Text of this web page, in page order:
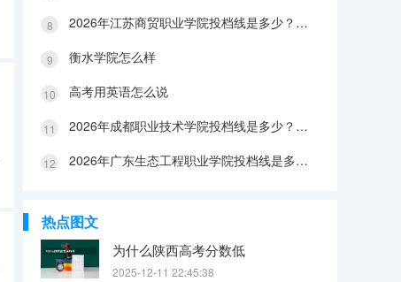
2026年江苏商贸职业学院投档线是多少？分数线、费用与入学攻略
衡水学院怎么样
高考用英语怎么说
2026年成都职业技术学院投档线是多少？分数线、费用与入学攻略
2026年广东生态工程职业学院投档线是多少？分数线、费用与入学攻略
热点图文
为什么陕西高考分数低
2025-12-11 22:45:38